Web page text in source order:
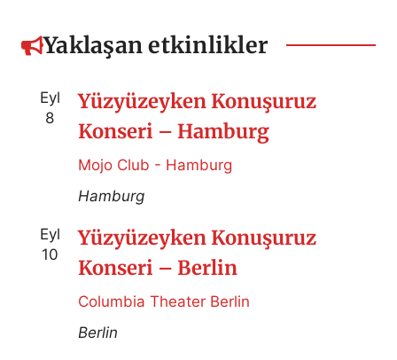
Yaklaşan etkinlikler
Eyl
8
Yüzyüzeyken Konuşuruz
Konseri – Hamburg
Mojo Club - Hamburg
Hamburg
Eyl
10
Yüzyüzeyken Konuşuruz
Konseri – Berlin
Columbia Theater Berlin
Berlin